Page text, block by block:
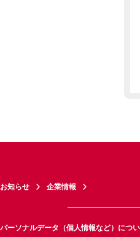
お知らせ 企業情報
パーソナルデータ（個人情報など）につ